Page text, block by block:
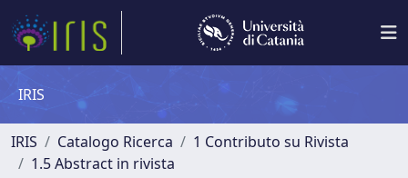
IRIS
IRIS Catalogo Ricerca
1 Contributo su Rivista
1.5 Abstract in rivista